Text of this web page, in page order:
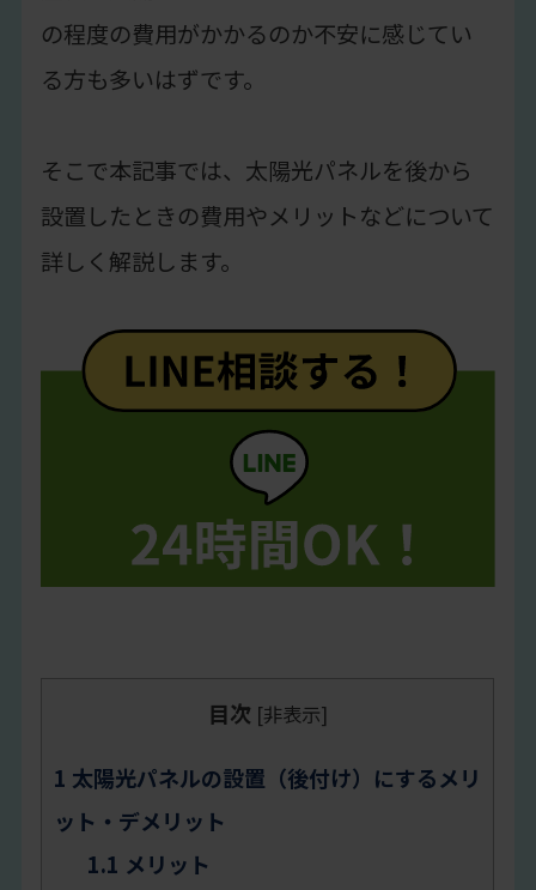
の程度の費用がかかるのか不安に感じてい
る方も多いはずです。
そこで本記事では、太陽光パネルを後から
設置したときの費用やメリットなどについて
詳しく解説します。
目次 [非表示]
1 太陽光パネルの設置（後付け）にするメリ
ット・デメリット
1.1 メリット